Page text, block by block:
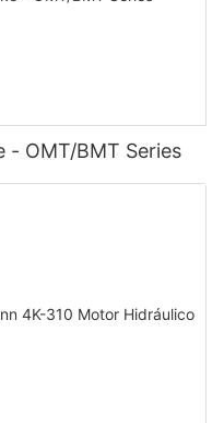
OMT/BMT Series